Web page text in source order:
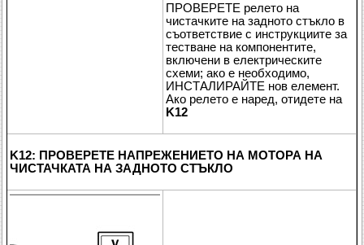
ПРОВЕРЕТЕ релето на
чистачките на задното стъкло в
съответствие с инструкциите за
тестване на компонентите,
включени в електрическите
схеми; ако е необходимо,
ИНСТАЛИРАЙТЕ нов елемент.
Ако релето е наред, отидете на
K12
K12: ПРОВЕРЕТЕ НАПРЕЖЕНИЕТО НА МОТОРА НА
ЧИСТАЧКАТА НА ЗАДНОТО СТЪКЛО